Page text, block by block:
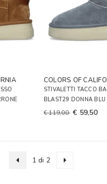
COLORS OF
STIVALETTI TACCO
BLAST29 DONNA BLU
€ 119,00 € 59,50
1 di 2